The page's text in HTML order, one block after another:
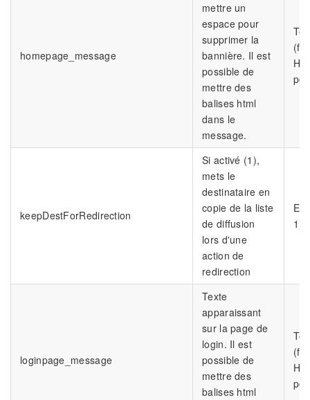
homepage_message
mettre un
espace pour
supprimer la
bannière. Il est
possible de
mettre des
balises html
dans le
message.
keepDestForRedirection
Si activé (1),
mets le
destinataire en
copie de la liste
de diffusion
lors d'une
action de
redirection
1)
loginpage_message
Texte
apparaissant
sur la page de
login. Il est
possible de
mettre des
balises html